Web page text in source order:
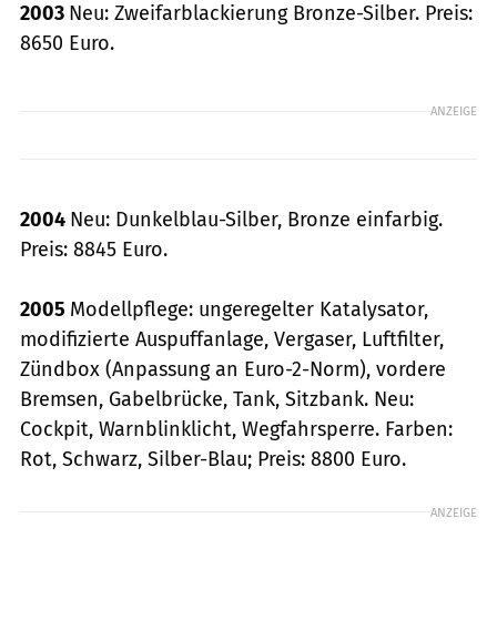
2003 Neu: Zweifarblackierung Bronze-Silber. Preis:
8650 Euro.
ANZEIGE
2004 Neu: Dunkelblau-Silber, Bronze einfarbig.
Preis: 8845 Euro.
2005 Modellpflege: ungeregelter Katalysator,
modifizierte Auspuffanlage, Vergaser, Luftfilter,
Zündbox (Anpassung an ­Euro-2-Norm), vordere
Bremsen, Gabelbrücke, Tank, Sitzbank. Neu:
Cockpit, Warnblinklicht, Wegfahrsperre. Farben:
Rot, Schwarz, Silber-Blau; Preis: 8800 Euro.
ANZEIGE